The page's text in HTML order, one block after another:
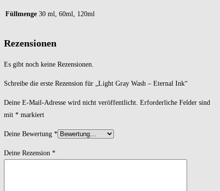
Füllmenge 30 ml, 60ml, 120ml
Rezensionen
Es gibt noch keine Rezensionen.
Schreibe die erste Rezension für „Light Gray Wash – Eternal Ink“
Deine E-Mail-Adresse wird nicht veröffentlicht. Erforderliche Felder sind
mit * markiert
Deine Bewertung *
Deine Rezension *